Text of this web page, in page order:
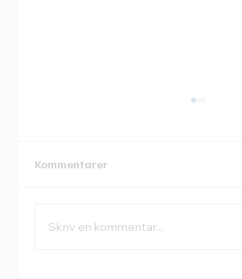
Kommentarer
Skriv en kommentar...